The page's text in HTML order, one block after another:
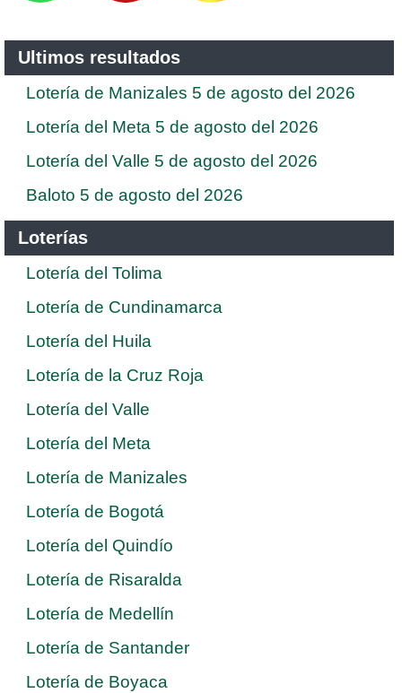
Ultimos resultados
Lotería de Manizales 5 de agosto del 2026
Lotería del Meta 5 de agosto del 2026
Lotería del Valle 5 de agosto del 2026
Baloto 5 de agosto del 2026
Loterías
Lotería del Tolima
Lotería de Cundinamarca
Lotería del Huila
Lotería de la Cruz Roja
Lotería del Valle
Lotería del Meta
Lotería de Manizales
Lotería de Bogotá
Lotería del Quindío
Lotería de Risaralda
Lotería de Medellín
Lotería de Santander
Lotería de Boyaca